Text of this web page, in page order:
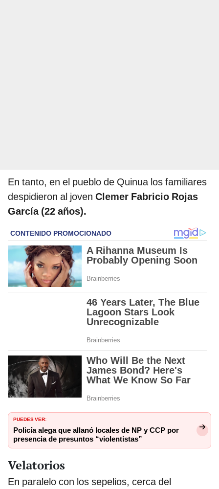
En tanto, en el pueblo de Quinua los familiares
despidieron al joven Clemer Fabricio Rojas
García (22 años).
PUEDES VER:
Policía alega que allanó locales de NP y CCP por
presencia de presuntos “violentistas”
Velatorios
En paralelo con los sepelios, cerca del